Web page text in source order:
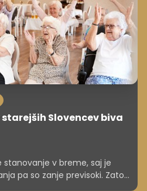
Slovencev biva
stanovanje v breme, saj je
pa so zanje previsoki. Zato